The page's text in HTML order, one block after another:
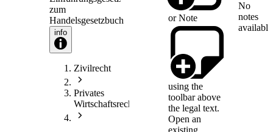
zum
Handelsgesetzbuch
info
Zivilrecht
Privates
Wirtschaftsrecht
orNote
using the
toolbar above
the legal text.
Open an
No
notes